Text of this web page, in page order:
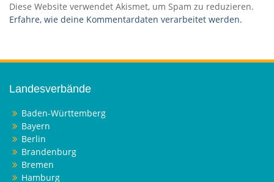
Diese Website verwendet Akismet, um Spam zu reduzieren.
Erfahre, wie deine Kommentardaten verarbeitet werden.
Landesverbände
Baden-Württemberg
Bayern
Berlin
Brandenburg
Bremen
Hamburg